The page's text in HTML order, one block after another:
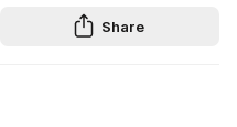
Share